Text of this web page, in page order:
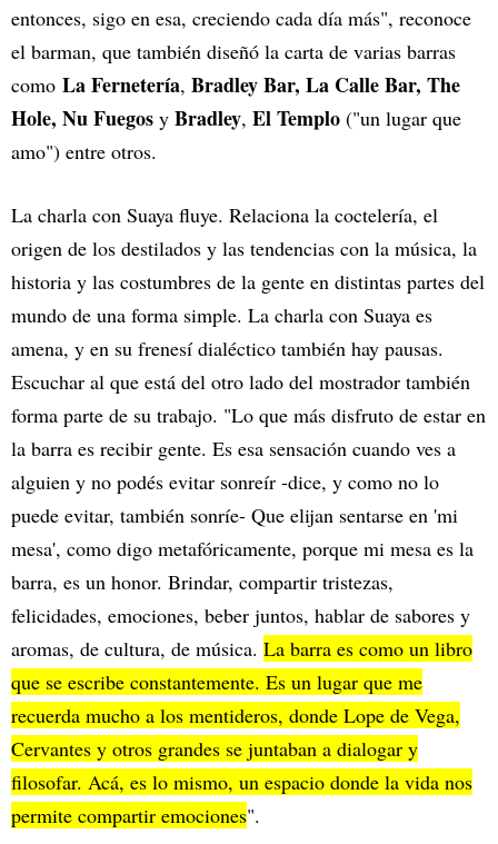
entonces, sigo en esa, creciendo cada día más", reconoce
el barman, que también diseñó la carta de varias barras
como La Fernetería, Bradley Bar, La Calle Bar, The
Hole, Nu Fuegos y Bradley, El Templo ("un lugar que
amo") entre otros.
La charla con Suaya fluye. Relaciona la coctelería, el
origen de los destilados y las tendencias con la música, la
historia y las costumbres de la gente en distintas partes del
mundo de una forma simple. La charla con Suaya es
amena, y en su frenesí dialéctico también hay pausas.
Escuchar al que está del otro lado del mostrador también
forma parte de su trabajo. "Lo que más disfruto de estar en
la barra es recibir gente. Es esa sensación cuando ves a
alguien y no podés evitar sonreír -dice, y como no lo
puede evitar, también sonríe- Que elijan sentarse en 'mi
mesa', como digo metafóricamente, porque mi mesa es la
barra, es un honor. Brindar, compartir tristezas,
felicidades, emociones, beber juntos, hablar de sabores y
aromas, de cultura, de música. La barra es como un libro
que se escribe constantemente. Es un lugar que me
recuerda mucho a los mentideros, donde Lope de Vega,
Cervantes y otros grandes se juntaban a dialogar y
filosofar. Acá, es lo mismo, un espacio donde la vida nos
permite compartir emociones".